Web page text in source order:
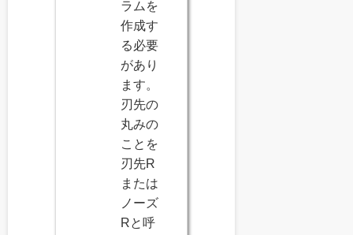
ラムを
作成す
る必要
があり
ます。
刃先の
丸みの
ことを
刃先R
または
ノーズ
Rと呼